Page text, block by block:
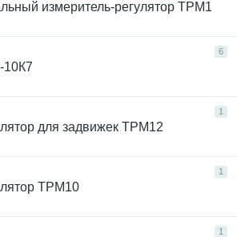
измеритель-регулятор ТРМ1
6
10К7
1
для задвижек ТРМ12
1
ТРМ10
1